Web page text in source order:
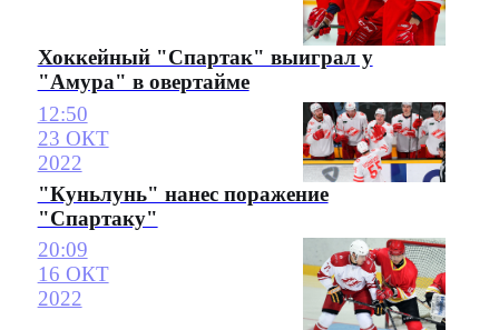
Хоккейный "Спартак" выиграл у
"Амура" в овертайме
12:50
23 ОКТ
2022
"Куньлунь" нанес поражение
"Спартаку"
20:09
16 ОКТ
2022